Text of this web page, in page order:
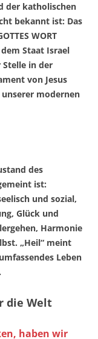
der katholischen
bekannt ist: Das
WORT
Staat Israel
in der
von Jesus
unserer modernen
des
ist:
und sozial,
Glück und
Harmonie
„Heil“ meint
Leben
die Welt
haben wir